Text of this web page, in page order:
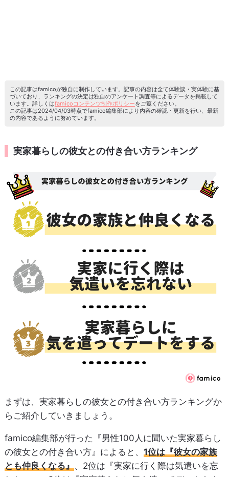
この記事はfamicoが独自に制作しています。記事の内容は全て体験談・実体験に基
づいており、ランキングの決定は独自のアンケート調査等によるデータを掲載して
います。詳しくはfamicoコンテンツ制作ポリシーをご覧ください。
この記事は2024/04/03時点でfamico編集部により内容の確認・更新を行い、最新
の内容であるように努めています。
実家暮らしの彼女との付き合い方ランキング
まずは、実家暮らしの彼女との付き合い方ランキングか
らご紹介していきましょう。
famico編集部が行った『男性100人に聞いた実家暮らし
の彼女との付き合い方』によると、 1位は『彼女の家族
とも仲良くなる』、2位は『実家に行く際は気遣いを忘